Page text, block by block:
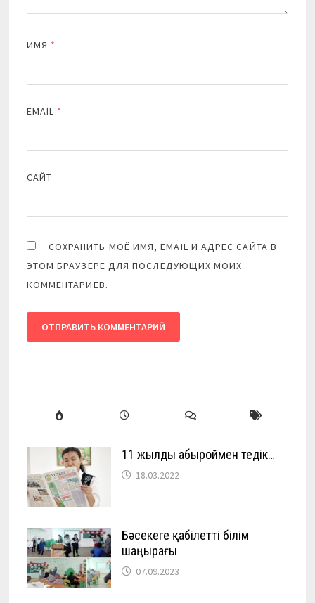
ИМЯ *
EMAIL *
САЙТ
СОХРАНИТЬ МОЁ ИМЯ, EMAIL И АДРЕС САЙТА В
ЭТОМ БРАУЗЕРЕ ДЛЯ ПОСЛЕДУЮЩИХ МОИХ
КОММЕНТАРИЕВ.
11 жылды абыроймен өтедік…
18.03.2022
Бәсекеге қабілетті білім
шаңырағы
07.09.2023